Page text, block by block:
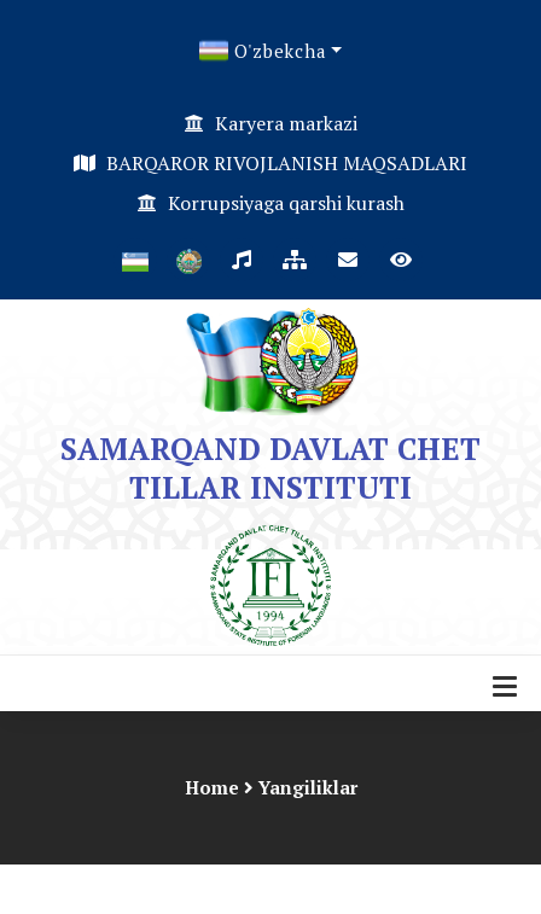
O'zbekcha
Karyera markazi
BARQAROR RIVOJLANISH MAQSADLARI
Korrupsiyaga qarshi kurash
SAMARQAND DAVLAT CHET
TILLAR INSTITUTI
Home Yangiliklar